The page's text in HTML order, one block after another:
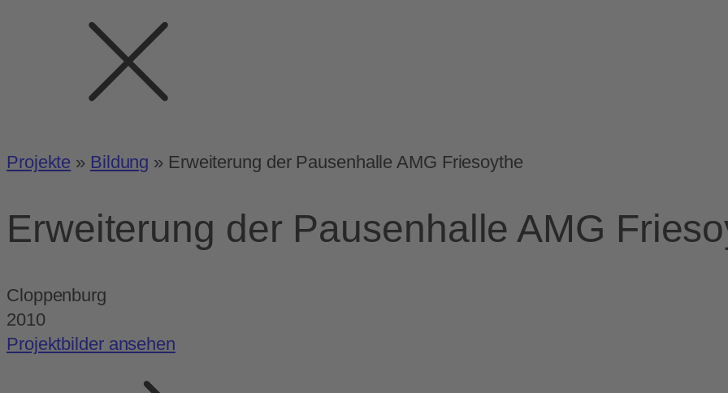
Projekte » Bildung » Erweiterung der Pausenhalle AMG Friesoythe
Erweiterung der Pausenhalle AMG
Cloppenburg
2010
Projektbilder ansehen